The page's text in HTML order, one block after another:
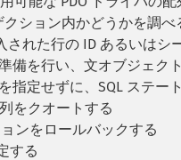
ション内かどうかを調べ
された行の ID あるいはシ
備を行い、文オブジェク
指定せずに、SQL ステー
をクオートする
ンをロールバックする
する